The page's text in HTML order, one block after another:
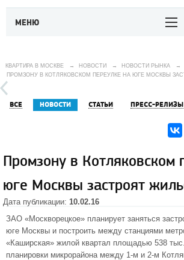
МЕНЮ
КВАРТИРА В МОСКВЕ → НОВОСТИ → НОВОСТИ РЫНКА
→
ПРОМЗОНУ В КОТЛЯКОВСКОМ ПЕРЕУЛКЕ НА ЮГЕ МОСКВЫ
ВСЕ НОВОСТИ СТАТЬИ ПРЕСС-РЕЛИЗЫ
Промзону в Котляковском
юге Москвы застроят
Дата публикации: 10.02.16
ЗАО «Москворецкое» планирует заняться
юге Москвы и построить между станциями
«Каширская» жилой квартал площадью 538
планировки микрорайона между 1-м и 2-м